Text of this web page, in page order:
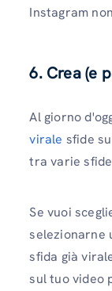
Instagram
6. Crea (e
Al giorno
virale sfide
tra varie
Se vuoi
selezionarne
sfida già
sul tuo video